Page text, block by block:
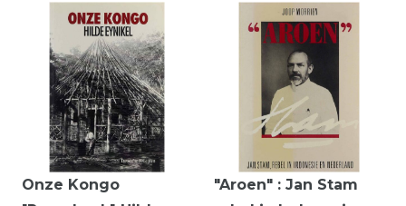
Onze Kongo
"Aroen" : Jan Stam